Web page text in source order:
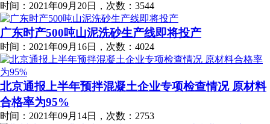
时间：2021年09月20日，次数：3544
广东时产500吨山泥洗砂生产线即将投产
时间：2021年09月16日，次数：4024
北京通报上半年预拌混凝土企业专项检查情况 原材料
合格率为95%
时间：2021年09月14日，次数：2753